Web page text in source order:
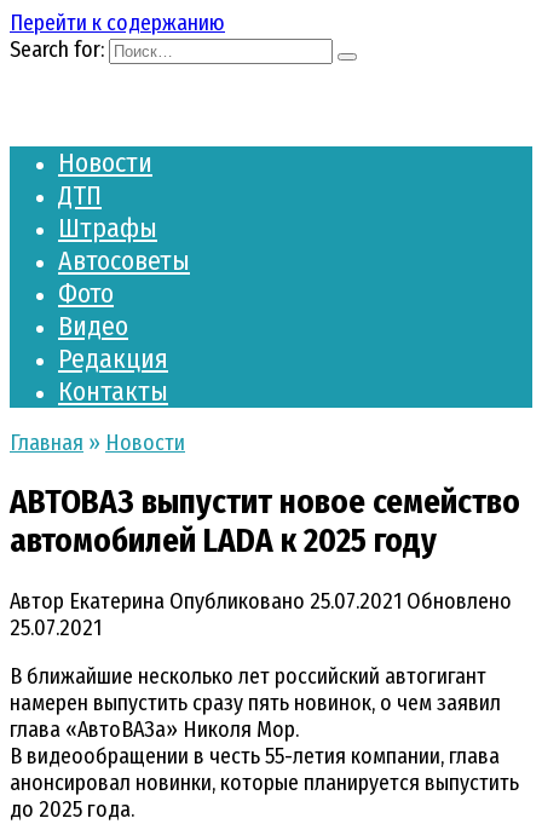
Перейти к содержанию
Search for:
Новости
ДТП
Штрафы
Автосоветы
Фото
Видео
Редакция
Контакты
Главная » Новости
АВТОВАЗ выпустит новое семейство
автомобилей LADA к 2025 году
Автор Екатерина Опубликовано 25.07.2021 Обновлено
25.07.2021
В ближайшие несколько лет российский автогигант
намерен выпустить сразу пять новинок, о чем заявил
глава «АвтоВАЗа» Николя Мор.
В видеообращении в честь 55-летия компании, глава
анонсировал новинки, которые планируется выпустить
до 2025 года.